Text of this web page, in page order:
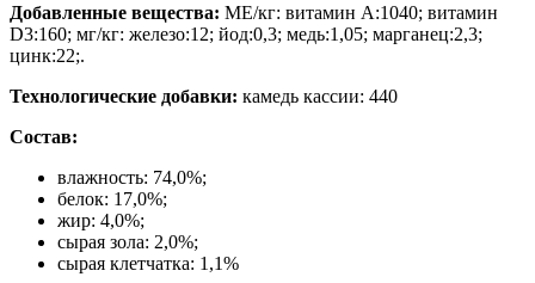
Добавленные вещества: МЕ/кг: витамин A:1040; витамин
D3:160; мг/кг: железо:12; йод:0,3; медь:1,05; марганец:2,3;
цинк:22;.
Технологические добавки: камедь кассии: 440
Состав:
влажность: 74,0%;
белок: 17,0%;
жир: 4,0%;
сырая зола: 2,0%;
сырая клетчатка: 1,1%